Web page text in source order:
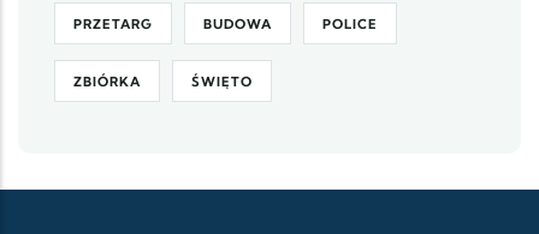
PRZETARG BUDOWA POLICE
ZBIÓRKA ŚWIĘTO